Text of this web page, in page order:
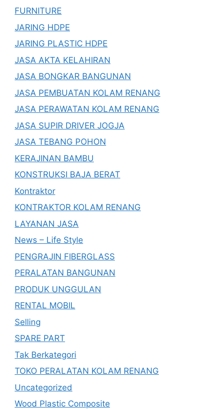
FURNITURE
JARING HDPE
JARING PLASTIC HDPE
JASA AKTA KELAHIRAN
JASA BONGKAR BANGUNAN
JASA PEMBUATAN KOLAM RENANG
JASA PERAWATAN KOLAM RENANG
JASA SUPIR DRIVER JOGJA
JASA TEBANG POHON
KERAJINAN BAMBU
KONSTRUKSI BAJA BERAT
Kontraktor
KONTRAKTOR KOLAM RENANG
LAYANAN JASA
News – Life Style
PENGRAJIN FIBERGLASS
PERALATAN BANGUNAN
PRODUK UNGGULAN
RENTAL MOBIL
Selling
SPARE PART
Tak Berkategori
TOKO PERALATAN KOLAM RENANG
Uncategorized
Wood Plastic Composite